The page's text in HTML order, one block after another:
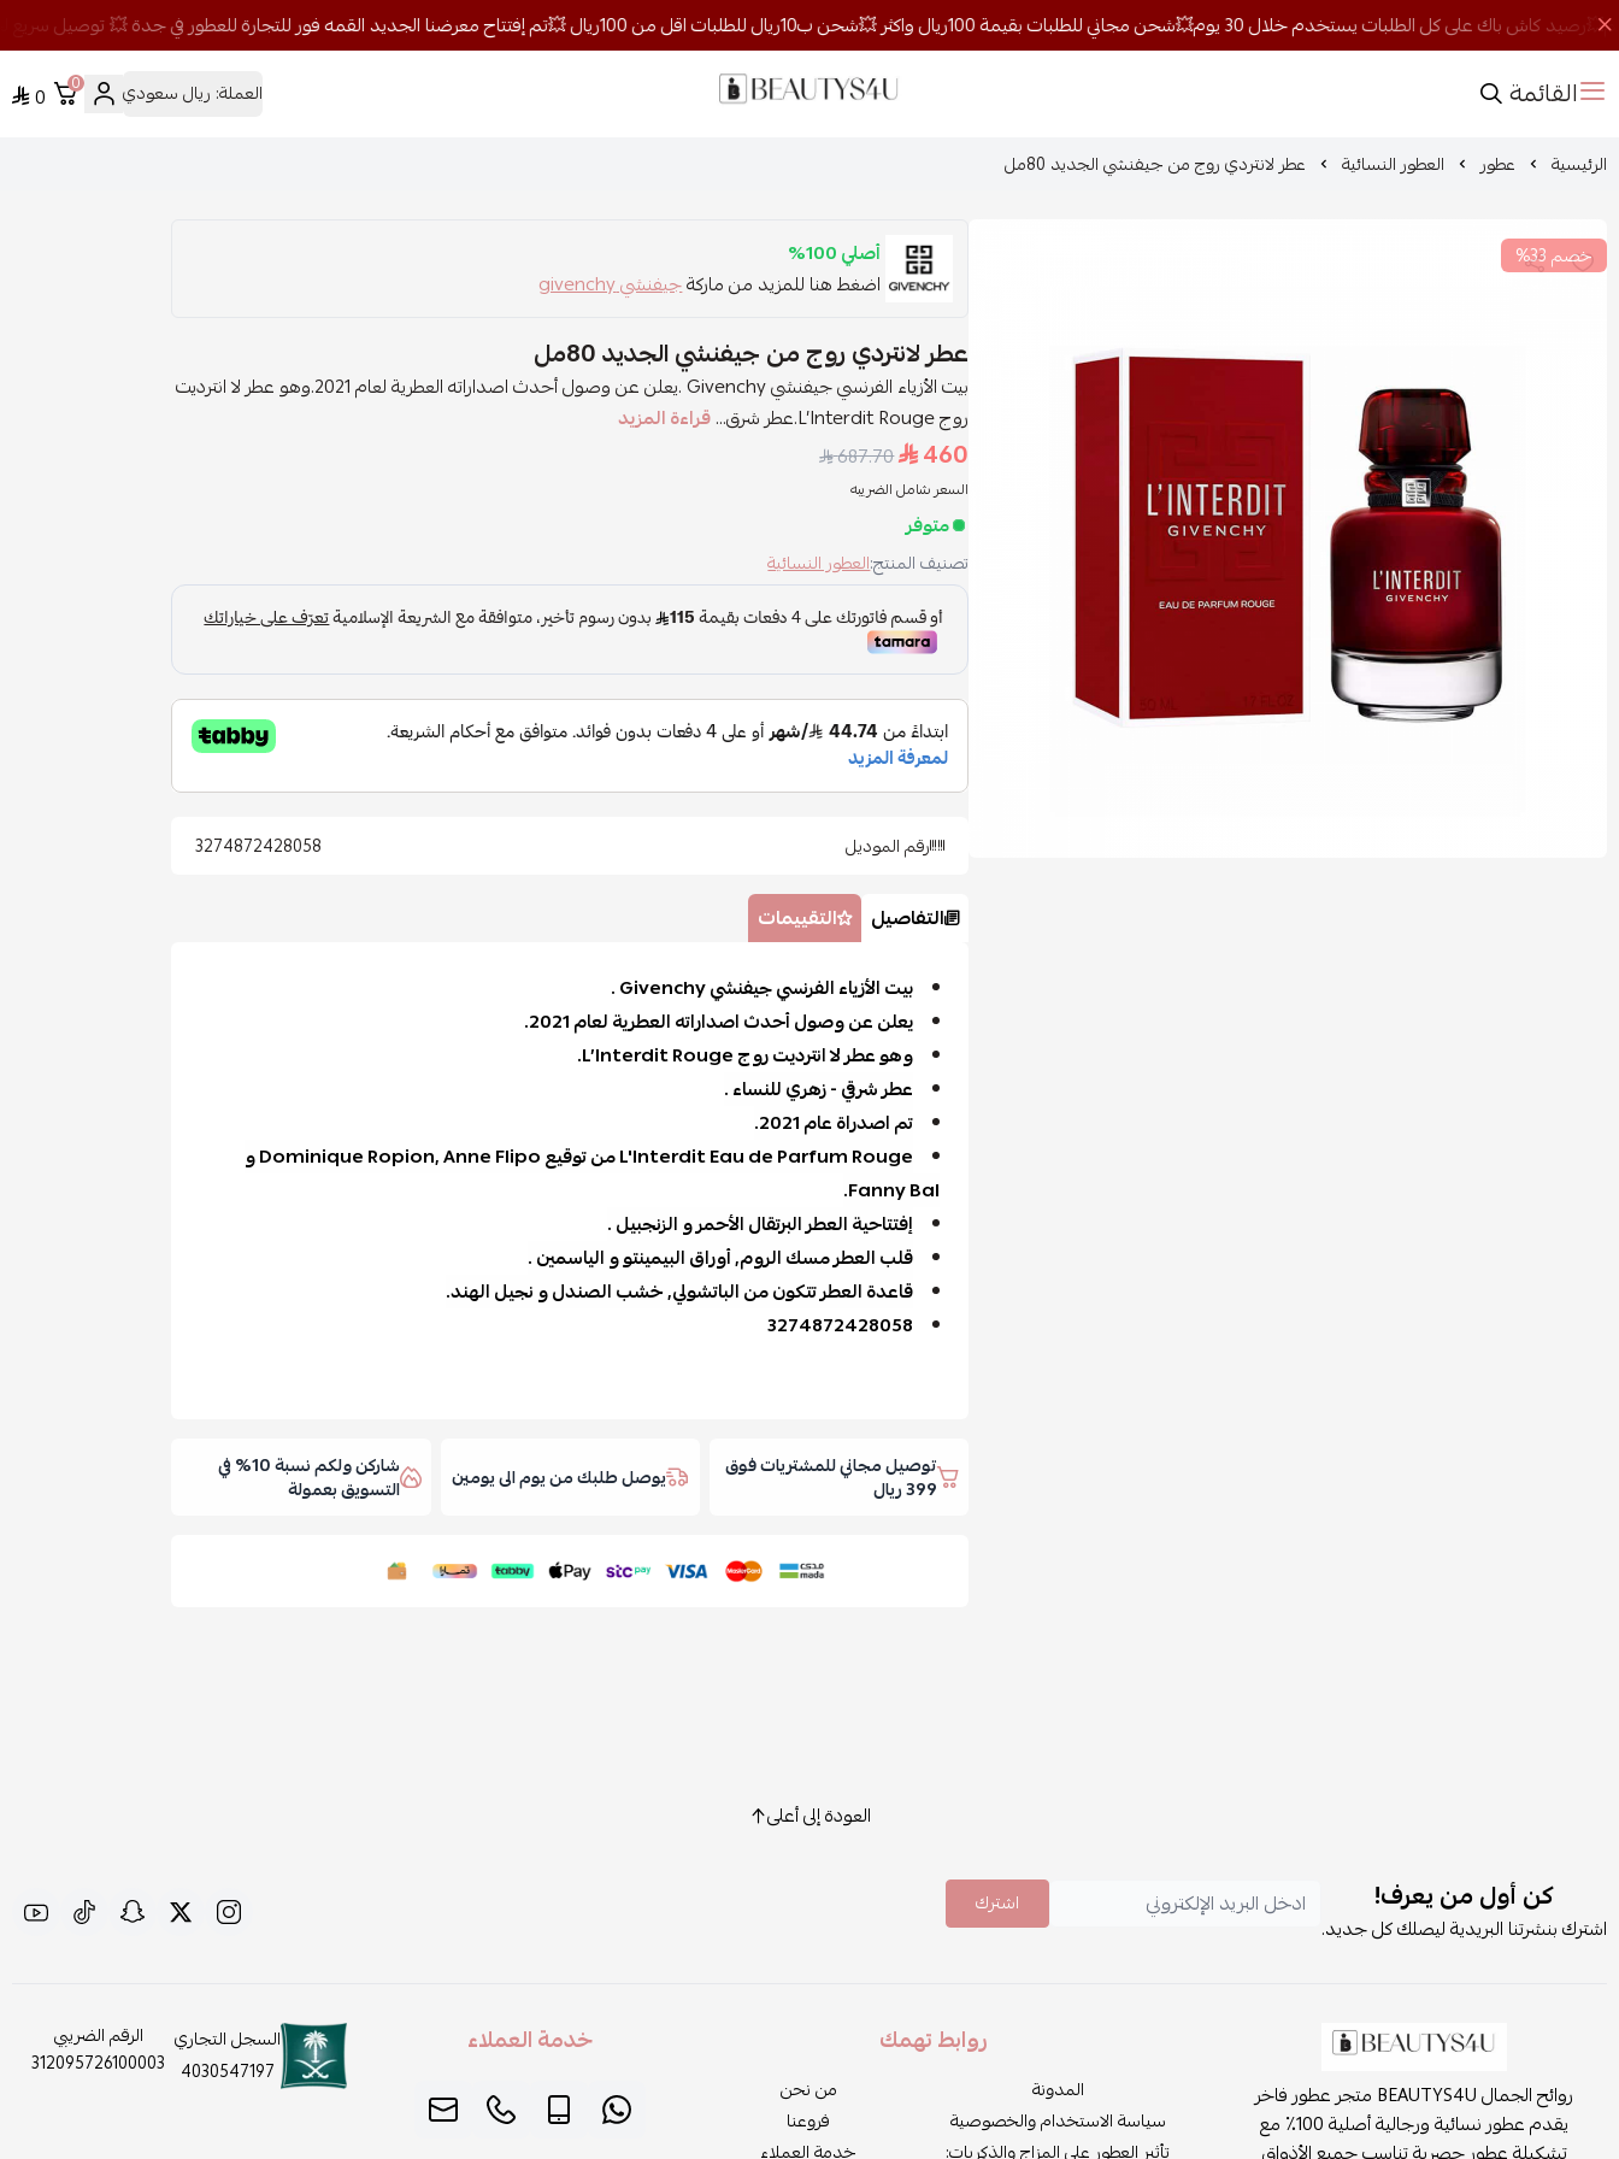
القائمة روائح الجمال العملة: ريال سعودي 0
0
الرئيسية عطور العطور النسائية عطر لانتردي روج من جيفنشي الجديد 80مل
خصم 33%
أصلي 100%
اضغط هنا للمزيد من ماركةجيفنشي givenchy
عطر لانتردي روج من جيفنشي الجديد 80مل
بيت الأزياء الفرنسي جيفنشي Givenchy .يعلن عن وصول أحدث اصداراته العطرية لعام 2021.وهو عطر لا انترديت
روج L’Interdit Rouge.عطر شرق...
قراءة المزيد
460
687.70
السعر شامل الضريبه
متوفر
تصنيف المنتج:العطور النسائية
رقم الموديل 3274872428058
التفاصيل التقييمات
بيت الأزياء الفرنسي جيفنشي Givenchy .
يعلن عن وصول أحدث اصداراته العطرية لعام 2021.
وهو عطر لا انترديت روج L’Interdit Rouge.
عطر شرقي - زهري للنساء .
تم اصدراة عام 2021.
L'Interdit Eau de Parfum Rouge من توقيع Dominique Ropion, Anne Flipo و
Fanny Bal.
إفتتاحية العطر البرتقال الأحمر و الزنجبيل .
قلب العطر مسك الروم, أوراق البيمينتو و الياسمين .
قاعدة العطر تتكون من الباتشولي, خشب الصندل و نجيل الهند.
3274872428058
توصيل مجاني للمشتريات فوق
399 ريال يوصل طلبك من يوم الى يومين شاركن ولكم نسبة 10% في
التسويق بعمولة
العودة إلى أعلى
كن أول من يعرف!
اشترك بنشرتنا البريدية ليصلك كل جديد.
اشترك
روائح الجمال BEAUTYS4U متجر عطور فاخر
يقدم عطور نسائية ورجالية أصلية 100٪ مع
روابط تهمك
المدونة
سياسة الاستخدام والخصوصية
تأثير العطور على المزاج والذكريات:
من نحن
فروعنا
خدمة العملاء
خدمة العملاء
السجل التجاري
4030547197
الرقم الضريبي
312095726100003